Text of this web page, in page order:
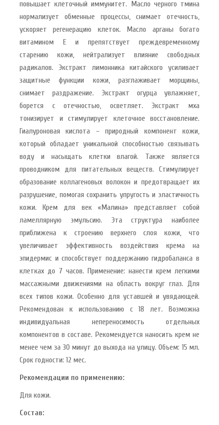
повышает клеточный иммунитет. Масло черного тмина
нормализует обменные процессы, снимает отечность,
ускоряет регенерацию клеток. Масло арганы богато
витамином Е и препятствует преждевременному
старению кожи, нейтрализует влияние свободных
радикалов. Экстракт лимонника китайского усиливает
защитные функции кожи, разглаживает морщины,
снимает раздражение. Экстракт огурца увлажняет,
борется с отечностью, осветляет. Экстракт мха
тонизирует и стимулирует клеточное восстановление.
Гиалуроновая кислота – природный компонент кожи,
который обладает уникальной способностью связывать
воду и насыщать клетки влагой. Также является
проводником для питательных веществ. Стимулирует
образование коллагеновых волокон и предотвращает их
разрушение, помогая сохранить упругость и эластичность
кожи. Крем для век «Малина» представляет собой
ламеллярную эмульсию. Эта структура наиболее
приближена к строению верхнего слоя кожи, что
увеличивает эффективность воздействия крема на
эпидермис и способствует поддержанию гидробаланса в
клетках до 7 часов. Применение: нанести крем легкими
массажными движениями на область вокруг глаз. Для
всех типов кожи. Особенно для уставшей и увядающей.
Рекомендован к использованию с 18 лет. Возможна
индивидуальная непереносимость отдельных
компонентов в составе. Рекомендуется наносить крем не
менее чем за 30 минут до выхода на улицу. Объем: 15 мл.
Срок годности: 12 мес.
Рекомендации по применению:
Для кожи.
Состав: